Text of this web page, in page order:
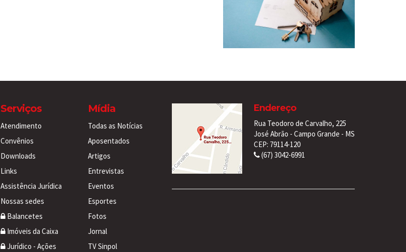
Serviços
Atendimento
Convênios
Downloads
Links
Assistência Jurídica
Nossas sedes
Balancetes
Imóveis da Caixa
Jurídico - Ações
Mídia
Todas as Notícias
Aposentados
Artigos
Entrevistas
Eventos
Esportes
Fotos
Jornal
TV Sinpol
Endereço
Rua Teodoro de Carvalho, 225
José Abrão - Campo Grande - MS
CEP: 79114-120
(67) 3042-6991